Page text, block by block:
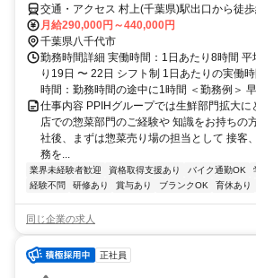
交通・アクセス 村上(千葉県)駅出口から徒
月給290,000円～440,000円
千葉県八千代市
勤務時間詳細 実働時間：1日あたり8時間
り19日 〜 22日 シフト制 1日あたりの実働
時間：勤務時間の途中に1時間 ＜勤務例＞
仕事内容 PPIHグループでは生鮮部門拡大に
店での惣菜部門のご経験や 知識をお持ちの
社後、まずは惣菜売り場の担当として 接客
務を...
業界未経験者歓迎 資格取得支援あり バイク通勤OK
経験不問
研修あり 賞与あり ブランクOK 育休あり
同じ企業の求人
正社員